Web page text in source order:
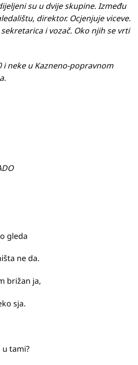
su u dvije skupine. Između
direktor. Ocjenjuje viceve.
i vozač. Oko njih se vrti
i neke u Kazneno-popravnom
gleda
ne da.
ja,
sja.
tami?